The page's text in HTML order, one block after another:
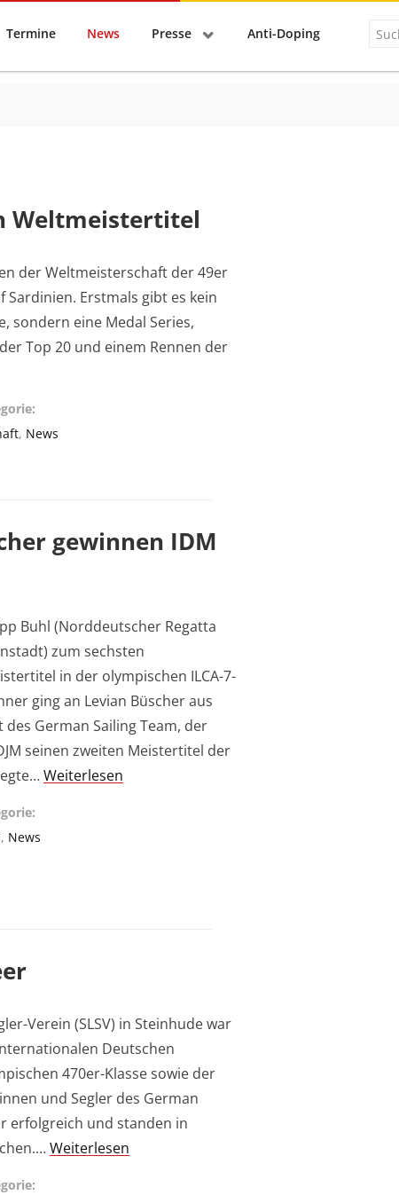
Termine News Presse Anti-Doping
Weltmeistertitel
der Weltmeisterschaft der 49er
Sardinien. Erstmals gibt es kein
sondern eine Medal Series,
Top 20 und einem Rennen der
, News
gewinnen IDM
Buhl (Norddeutscher Regatta
zum sechsten
in der olympischen ILCA-7-
ging an Levian Büscher aus
German Sailing Team, der
seinen zweiten Meistertitel der
Weiterlesen
, News
Verein (SLSV) in Steinhude war
Deutschen
470er-Klasse sowie der
und Segler des German
erfolgreich und standen in
Weiterlesen